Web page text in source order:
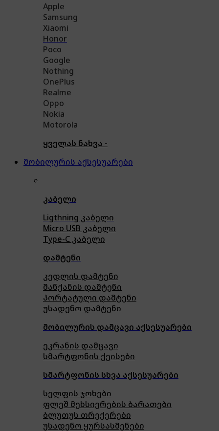
Apple
Samsung
Xiaomi
Honor
Poco
Google
Nothing
OnePlus
Realme
Oppo
Nokia
Motorola
ყველას ნახვა -
მობილურის აქსესუარები
კაბელი
Ligthning კაბელი
Micro USB კაბელი
Type-C კაბელი
დამტენი
კედლის დამტენი
მანქანის დამტენი
პორტატული დამტენი
უსადენო დამტენი
მობილურის დამცავი აქსესუარები
ეკრანის დამცავი
სმარტფონის ქეისები
სმარტფონის სხვა აქსესუარები
სელფის ჯოხები
ფლეშ მეხსიერების ბარათები
ბლუთუს თრექერები
უსადენო ყურსასმენები